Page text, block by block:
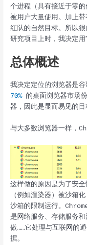
个进程（具有接近于零
被用户大量使用。加上
红队的自然目标。所以
研究项目上时，我决定用
总体概述
我决定定位的浏览器是
70%的桌面浏览器市场
器，因此是显而易见的目
与大多数浏览器一样，
这样做的原因是为了安
（例如渲染器）被沙箱
沙箱的限制运行。
是网络服务、存储服务
做……它处理与互联网的
据。